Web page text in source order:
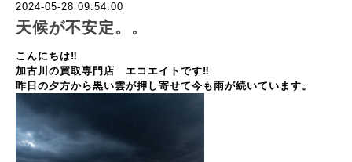
2024-05-28 09:54:00
天候が不安定。。
こんにちは‼
加古川の買取専門店 エコエイトです‼
昨日の夕方から黒い雲が押し寄せて今も雨が続いています。